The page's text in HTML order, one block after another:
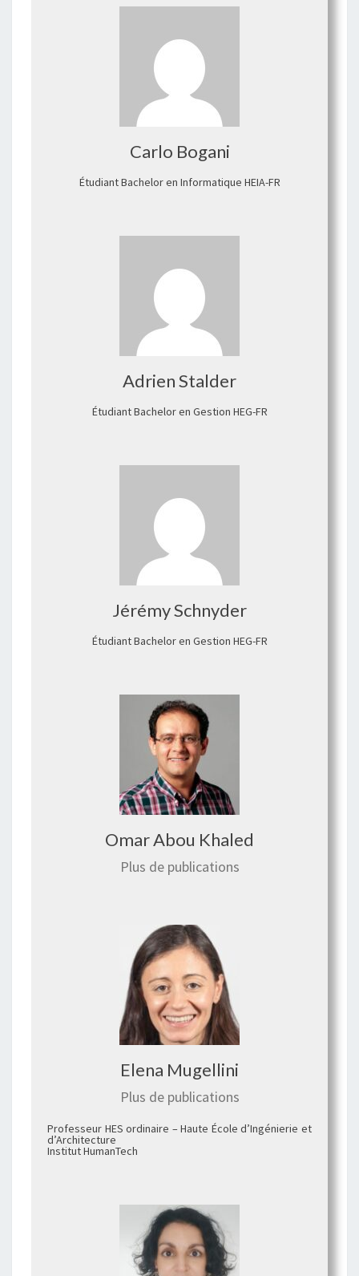
Carlo Bogani
Étudiant Bachelor en Informatique HEIA-FR
Adrien Stalder
Étudiant Bachelor en Gestion HEG-FR
Jérémy Schnyder
Étudiant Bachelor en Gestion HEG-FR
Omar Abou Khaled
Plus de publications
Elena Mugellini
Plus de publications
Professeur HES ordinaire – Haute École d’Ingénierie et
d’Architecture
Institut HumanTech